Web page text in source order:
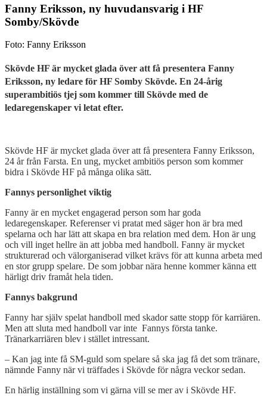
Fanny Eriksson, ny huvudansvarig i HF
Somby/Skövde
Foto: Fanny Eriksson
Skövde HF är mycket glada över att få presentera Fanny
Eriksson, ny ledare för HF Somby Skövde. En 24-årig
superambitiös tjej som kommer till Skövde med de
ledaregenskaper vi letat efter.
Skövde HF är mycket glada över att få presentera Fanny Eriksson,
24 år från Farsta. En ung, mycket ambitiös person som kommer
bidra i Skövde HF på många olika sätt.
Fannys personlighet viktig
Fanny är en mycket engagerad person som har goda
ledaregenskaper. Referenser vi pratat med säger hon är bra med
spelarna och har lätt att skapa en bra relation med dem. Hon är ung
och vill inget hellre än att jobba med handboll. Fanny är mycket
strukturerad och välorganiserad vilket krävs för att kunna arbeta med
en stor grupp spelare. De som jobbar nära henne kommer känna ett
härligt driv framåt hela tiden.
Fannys bakgrund
Fanny har själv spelat handboll med skador satte stopp för karriären.
Men att sluta med handboll var inte Fannys första tanke.
Tränarkarriären blev i stället intressant.
– Kan jag inte få SM-guld som spelare så ska jag få det som tränare,
nämnde Fanny när vi träffades i Skövde för några veckor sedan.
En härlig inställning som vi gärna vill se mer av i Skövde HF.